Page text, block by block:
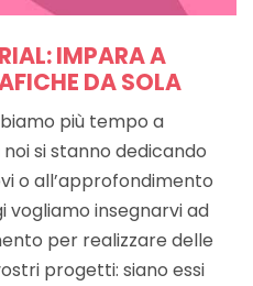
IMPARA A
DA SOLA
più tempo a
si stanno dedicando
o all’approfondimento
vogliamo insegnarvi ad
per realizzare delle
progetti: siano essi